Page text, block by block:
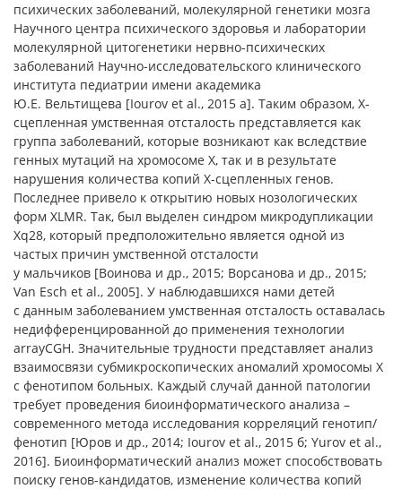
психических заболеваний, молекулярной генетики мозга
Научного центра психического здоровья и лаборатории
молекулярной цитогенетики нервно-психических
заболеваний Научно-исследовательского клинического
института педиатрии имени академика
Ю.Е. Вельтищева [Iourov et al., 2015 а]. Таким образом, Х-
сцепленная умственная отсталость представляется как
группа заболеваний, которые возникают как вследствие
генных мутаций на хромосоме Х, так и в результате
нарушения количества копий Х-сцепленных генов.
Последнее привело к открытию новых нозологических
форм XLMR. Так, был выделен синдром микродупликации
Xq28, который предположительно является одной из
частых причин умственной отсталости
у мальчиков [Воинова и др., 2015; Ворсанова и др., 2015;
Van Esch et al., 2005]. У наблюдавшихся нами детей
с данным заболеванием умственная отсталость оставалась
недифференцированной до применения технологии
arrayCGH. Значительные трудности представляет анализ
взаимосвязи субмикроскопических аномалий хромосомы Х
с фенотипом больных. Каждый случай данной патологии
требует проведения биоинформатического анализа –
современного метода исследования корреляций генотип/
фенотип [Юров и др., 2014; Iourov et al., 2015 б; Yurov et al.,
2016]. Биоинформатический анализ может способствовать
поиску генов-кандидатов, изменение количества копий